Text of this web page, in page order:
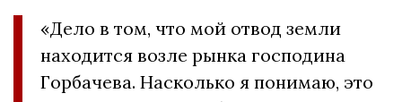
«Дело в том, что мой отвод земли
находится возле рынка господина
Горбачева. Насколько я понимаю, это